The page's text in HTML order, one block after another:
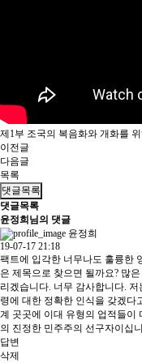
제1부 조국의 복음화와 개화를
이전글
다음글
목록
댓글목록
댓글목록
윤정희님의 댓글
윤정희
19-07-17 21:18
팩트에 입각한 너무나도 훌륭한
은 제목으로 찾으면 될까요? 많
리겠습니다. 너무 감사합니다.
령에 대한 정확한 인식을 갖겠다
계 곳곳에 이대 유형의 업적들이
의 진정한 민주주의 선구자이십
답변
삭제